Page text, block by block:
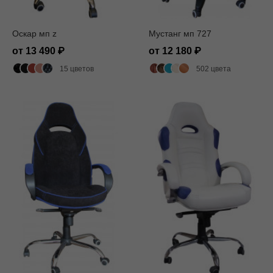
Оскар мп z
от 13 490
15 цветов
Мустанг мп 727
от 12 180
502 цвета